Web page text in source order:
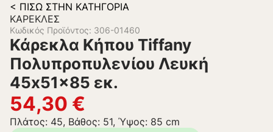
< ΠΊΣΩ ΣΤΗΝ ΚΑΤΗΓΟΡΊΑ
ΚΑΡΈΚΛΕΣ
Κωδικός Προϊόντος: 306-01460
Κάρεκλα Κήπου Tiffany
Πολυπροπυλενίου Λευκή
45x51x85 εκ.
54,30 €
Πλάτος: 45, Βάθος: 51, Ύψος: 85 cm